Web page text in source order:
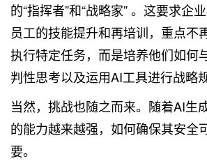
的“指挥者”和“战略家” 。这要求企
员工的技能提升和再培训，重点不
执行特定任务，而是培养他们如何
判性思考以及运用AI工具进行战略
当然，挑战也随之而来。随着AI生
的能力越来越强，如何确保其安全
要。